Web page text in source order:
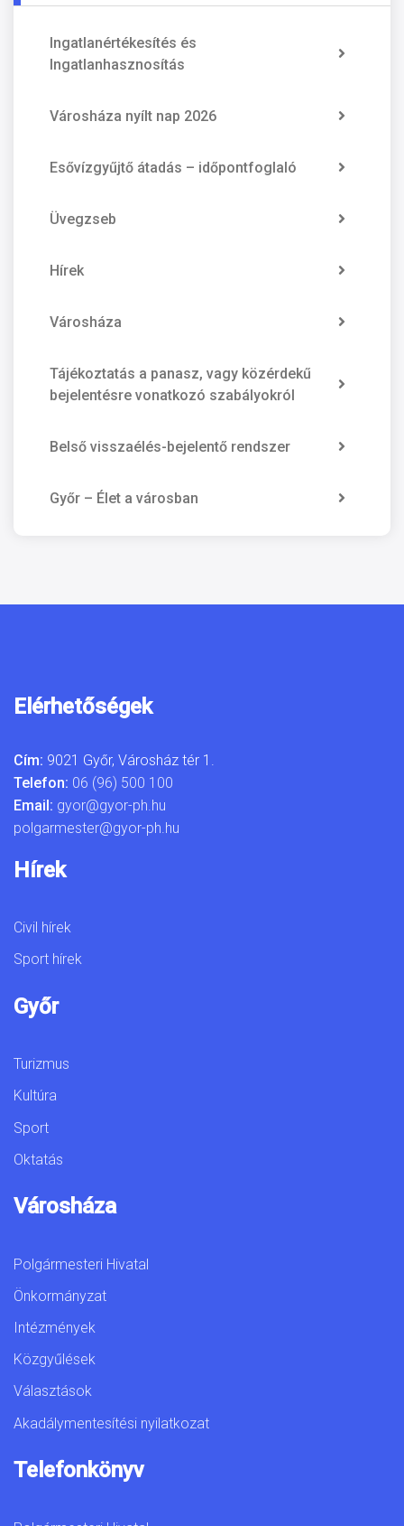
Ingatlanértékesítés és
Ingatlanhasznosítás
Városháza nyílt nap 2026
Esővízgyűjtő átadás – időpontfoglaló
Üvegzseb
Hírek
Városháza
Tájékoztatás a panasz, vagy közérdekű
bejelentésre vonatkozó szabályokról
Belső visszaélés-bejelentő rendszer
Győr – Élet a városban
Elérhetőségek
Cím: 9021 Győr, Városház tér 1.
Telefon: 06 (96) 500 100
Email: gyor@gyor-ph.hu
polgarmester@gyor-ph.hu
Hírek
Civil hírek
Sport hírek
Győr
Turizmus
Kultúra
Sport
Oktatás
Városháza
Polgármesteri Hivatal
Önkormányzat
Intézmények
Közgyűlések
Választások
Akadálymentesítési nyilatkozat
Telefonkönyv